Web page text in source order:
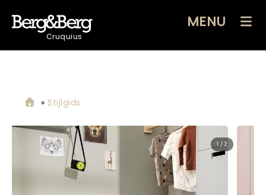
Cruquius
MENU
» Stijlgids
2 / 2